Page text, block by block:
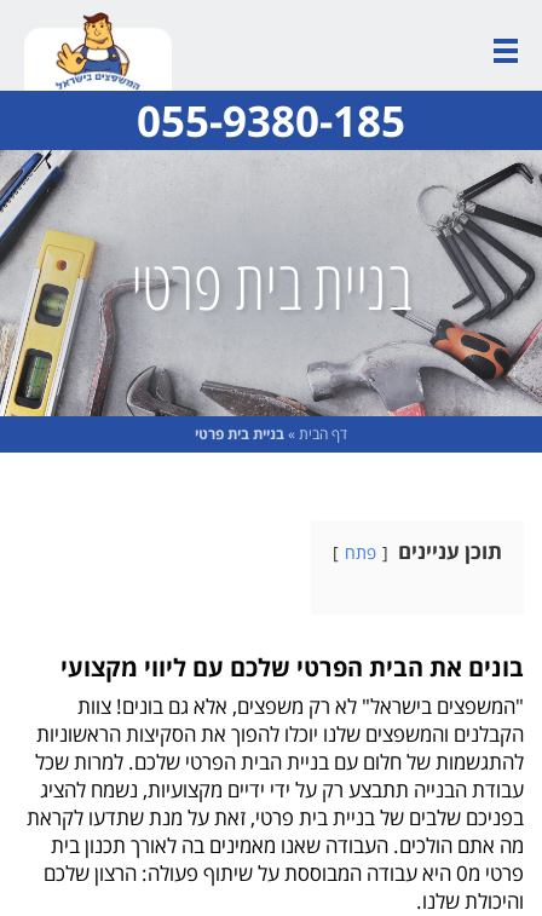
055-9380-185
בניית בית פרטי
דף הבית»בניית בית פרטי
תוכן עניינים פתח
בונים את הבית הפרטי שלכם עם ליווי מקצועי
"המשפצים בישראל" לא רק משפצים, אלא גם בונים! צוות
הקבלנים והמשפצים שלנו יוכלו להפוך את הסקיצות הראשוניות
להתגשמות של חלום עם בניית הבית הפרטי שלכם. למרות שכל
עבודת הבנייה תתבצע רק על ידי ידיים מקצועיות, נשמח להציג
בפניכם שלבים של בניית בית פרטי, זאת על מנת שתדעו לקראת
מה אתם הולכים. העבודה שאנו מאמינים בה לאורך תכנון בית
פרטי מ0 היא עבודה המבוססת על שיתוף פעולה: הרצון שלכם
והיכולת שלנו.